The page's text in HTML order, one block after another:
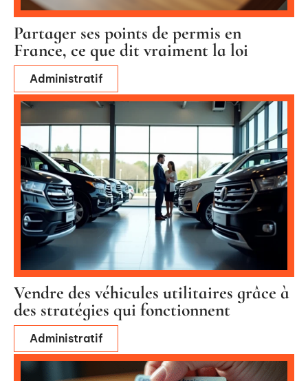
Partager ses points de permis en
France, ce que dit vraiment la loi
Administratif
Vendre des véhicules utilitaires grâce à
des stratégies qui fonctionnent
Administratif